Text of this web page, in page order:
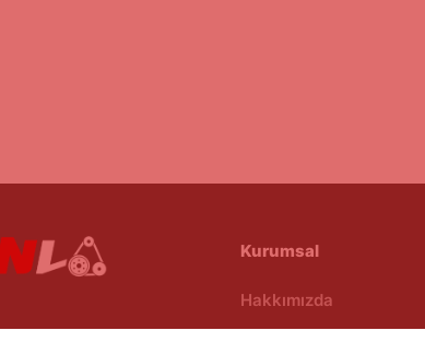
Kurumsal
Hakkımızda